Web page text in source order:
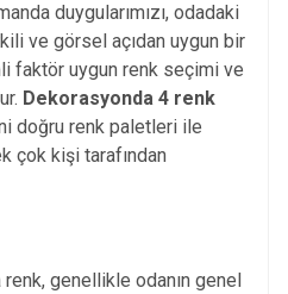
duygularımızı, odadaki
ve görsel açıdan uygun bir
faktör uygun renk seçimi ve
Dekorasyonda 4 renk
doğru renk paletleri ile
çok kişi tarafından
genellikle odanın genel